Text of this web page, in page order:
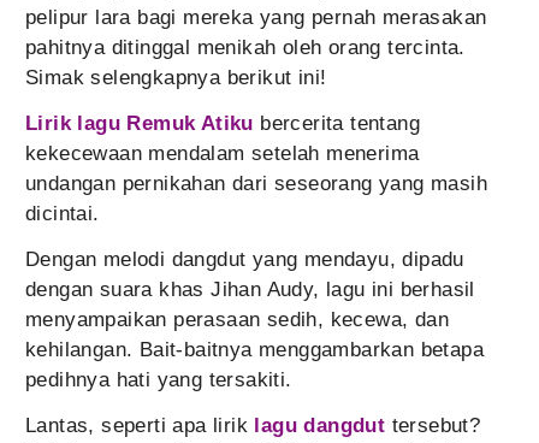
pelipur lara bagi mereka yang pernah merasakan
pahitnya ditinggal menikah oleh orang tercinta.
Simak selengkapnya berikut ini!
Lirik lagu Remuk Atiku bercerita tentang
kekecewaan mendalam setelah menerima
undangan pernikahan dari seseorang yang masih
dicintai.
Dengan melodi dangdut yang mendayu, dipadu
dengan suara khas Jihan Audy, lagu ini berhasil
menyampaikan perasaan sedih, kecewa, dan
kehilangan. Bait-baitnya menggambarkan betapa
pedihnya hati yang tersakiti.
Lantas, seperti apa lirik lagu dangdut tersebut?